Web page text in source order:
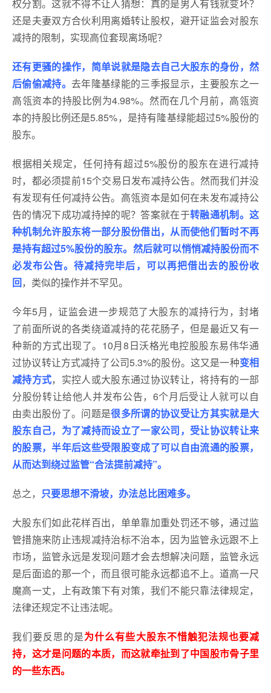
权分割。这就不得不让人猜想：真的是男人有钱就变坏？
还是夫妻双方合伙利用离婚转让股权，避开证监会对股东
减持的限制，实现高位套现离场呢？
还有更骚的操作，简单说就是隐去自己大股东的身份，然
后偷偷减持。 去年隆基绿能的三季报显示，主要股东之一
高瓴资本的持股比例为4.98%。然而在几个月前，高瓴资
本的持股比例还是5.85%，是持有隆基绿能超过5%股份的
股东。
根据相关规定，任何持有超过5%股份的股东在进行减持
时，都必须提前15个交易日发布减持公告。然而我们并没
有发现有任何减持公告。高瓴资本是如何在未发布减持公
告的情况下成功减持掉的呢？答案就在于转融通机制。这
种机制允许股东将一部分股份借出，从而使他们暂时不再
是持有超过5%股份的股东。然后就可以悄悄减持股份而不
必发布公告。待减持完毕后，可以再把借出去的股份收
回，类似的操作并不罕见。
今年5月，证监会进一步规范了大股东的减持行为，封堵
了前面所说的各类绕道减持的花花肠子，但是最近又有一
种新的方式出现了。10月8日沃格光电控股股东易伟华通
过协议转让方式减持了公司5.3%的股份。这又是一种变相
减持方式，实控人或大股东通过协议转让，将持有的一部
分股份转让给他人并发布公告，6个月后受让人就可以自
由卖出股份了。问题是很多所谓的协议受让方其实就是大
股东自己，为了减持而设立了一家公司，受让协议转让来
的股票，半年后这些受限股变成了可以自由流通的股票，
从而达到绕过监管“合法提前减持”。
总之， 只要思想不滑坡，办法总比困难多。
大股东们如此花样百出，单单靠加重处罚还不够，通过监
管措施来防止违规减持治标不治本，因为监管永远跟不上
市场，监管永远是发现问题才会去想解决问题，监管永远
是后面追的那一个，而且很可能永远都追不上。道高一尺
魔高一丈，上有政策下有对策，我们不能只靠法律规定，
法律还规定不让违法呢。
我们要反思的是为什么有些大股东不惜触犯法规也要减
持，这才是问题的本质，而这就牵扯到了中国股市骨子里
的一些东西。